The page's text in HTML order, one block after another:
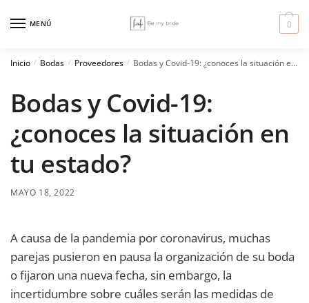
MENÚ 0
Inicio / Bodas / Proveedores / Bodas y Covid-19: ¿conoces la situación en tu estado?
Bodas y Covid-19:
¿conoces la situación en
tu estado?
MAYO 18, 2022
A causa de la pandemia por coronavirus, muchas
parejas pusieron en pausa la organización de su boda
o fijaron una nueva fecha, sin embargo, la
incertidumbre sobre cuáles serán las medidas de